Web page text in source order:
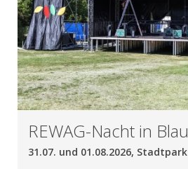
REWAG-Nacht in Blau
31.07. und 01.08.2026, Stadtpark